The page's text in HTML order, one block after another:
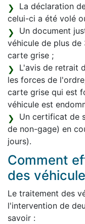
La déclaration
celui-ci a été volé
Un document
véhicule de plus de
carte grise ;
L'avis de retrait
les forces de
carte grise qui est
véhicule est
Un certificat de
de non-gage) en
jours).
Comment
des
Le traitement des
l'intervention de
savoir :